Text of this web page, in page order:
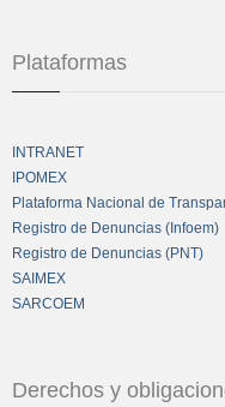
Plataformas
INTRANET
IPOMEX
Plataforma Nacional de
Registro de Denuncias (Infoem)
Registro de Denuncias (PNT)
SAIMEX
SARCOEM
Derechos y